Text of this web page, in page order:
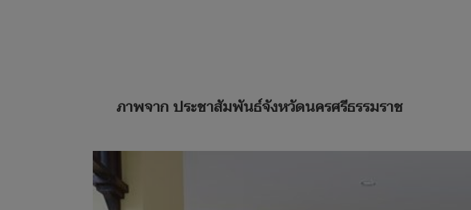
ภาพจากประชาสัมพันธ์จังหวัดนครศรีธรรมราช